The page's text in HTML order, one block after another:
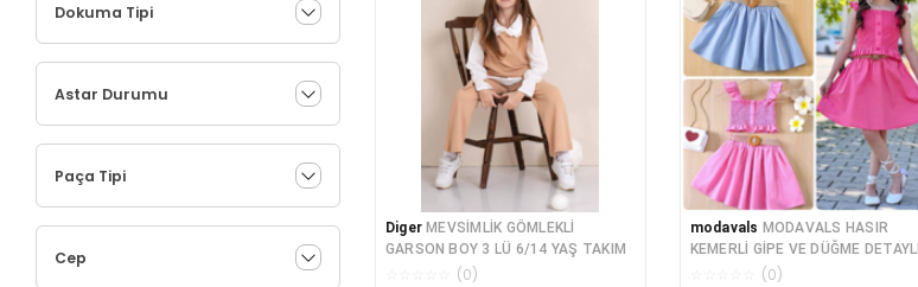
Dokuma Tipi
Astar Durumu
Paça Tipi
Cep
Diger MEVSİMLİK GÖMLEKLİ
GARSON BOY 3 LÜ 6/14 YAŞ TAKIM
(0)
modavals MODAVALS HASIR
KEMERLİ GİPE VE DÜĞME DETAYLI
KIZ ÇOCUK ETEKLİ KOM
(0)